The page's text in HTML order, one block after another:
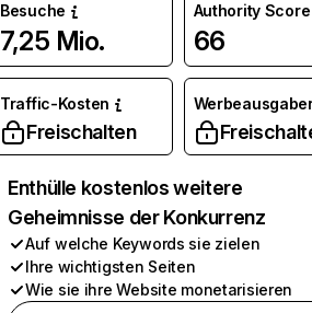
Besuche
7,25 Mio.
Authority Score
66
Traffic-Kosten
Freischalten
Enthülle kostenlos weitere
Geheimnisse der Konkurrenz
Auf welche Keywords sie zielen
Ihre wichtigsten Seiten
Wie sie ihre Website monetarisieren